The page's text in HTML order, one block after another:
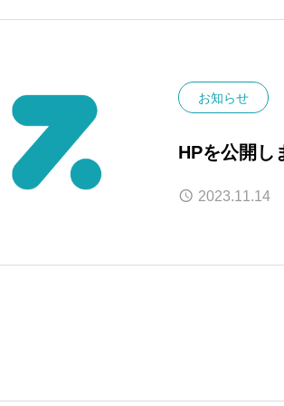
お知らせ
HPを公開し
2023.11.14